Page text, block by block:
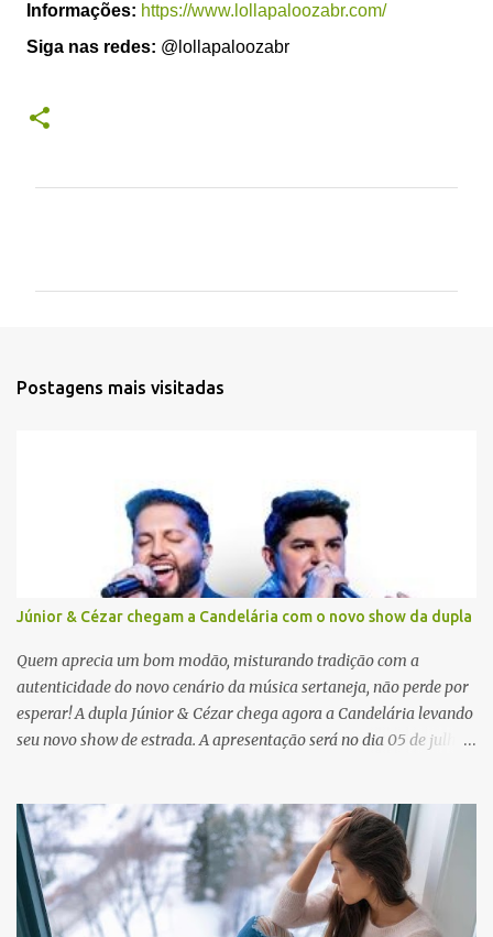
Informações: https://www.lollapaloozabr.com/
Siga nas redes: @lollapaloozabr
Postagens mais visitadas
Júnior & Cézar chegam a Candelária com o novo show da dupla
Quem aprecia um bom modão, misturando tradição com a
autenticidade do novo cenário da música sertaneja, não perde por
esperar! A dupla Júnior & Cézar chega agora a Candelária levando
seu novo show de estrada. A apresentação será no dia 05 de julho
barriga diferente. O projeto ‘Simplesmente’ ainda nem foi lançado
por completo e já ver o público cantando com a gente, show após
show, é algo surreal. Muita gente que nos acompanha, desde os
tempos de ‘Clone’ e ‘Golzinho Quadrado’ e, poder seguir juntos
agora, nessa caminhada com ‘Fraquinho de Aparência’, é